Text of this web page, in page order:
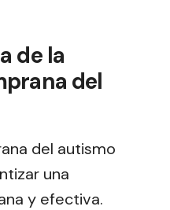
de la
del
del autismo
una
y efectiva.